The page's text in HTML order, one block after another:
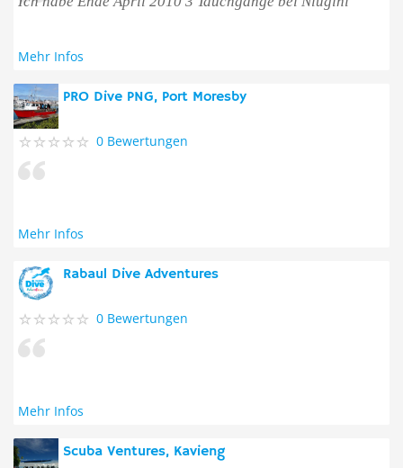
Mehr Infos
PRO Dive PNG, Port Moresby
0 Bewertungen
Mehr Infos
Rabaul Dive Adventures
0 Bewertungen
Mehr Infos
Scuba Ventures, Kavieng